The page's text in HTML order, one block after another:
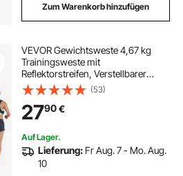
Zum Warenkorb hinzufügen
VEVOR Gewichtsweste 4,67 kg
Trainingsweste mit
Reflektorstreifen, Verstellbarer
Schnalle & Praktischen
Aufbewahrungstaschen,
Fitnessweste für Krafttraining,
Laufen, Joggen, Fitness &
Muskelaufbau
(53)
2790€
Auf Lager.
Lieferung: Fr Aug. 7 - Mo. Aug.
10